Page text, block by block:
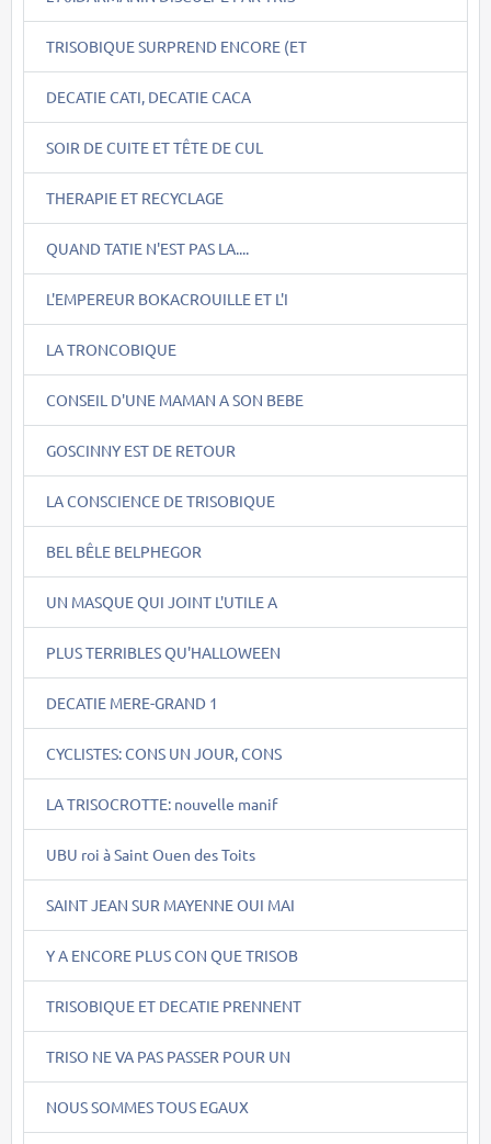
TRISOBIQUE SURPREND ENCORE (ET
DECATIE CATI, DECATIE CACA
SOIR DE CUITE ET TÊTE DE CUL
THERAPIE ET RECYCLAGE
QUAND TATIE N'EST PAS LA....
L'EMPEREUR BOKACROUILLE ET L'I
LA TRONCOBIQUE
CONSEIL D'UNE MAMAN A SON BEBE
GOSCINNY EST DE RETOUR
LA CONSCIENCE DE TRISOBIQUE
BEL BÊLE BELPHEGOR
UN MASQUE QUI JOINT L'UTILE A
PLUS TERRIBLES QU'HALLOWEEN
DECATIE MERE-GRAND 1
CYCLISTES: CONS UN JOUR, CONS
LA TRISOCROTTE: nouvelle manif
UBU roi à Saint Ouen des Toits
SAINT JEAN SUR MAYENNE OUI MAI
Y A ENCORE PLUS CON QUE TRISOB
TRISOBIQUE ET DECATIE PRENNENT
TRISO NE VA PAS PASSER POUR UN
NOUS SOMMES TOUS EGAUX